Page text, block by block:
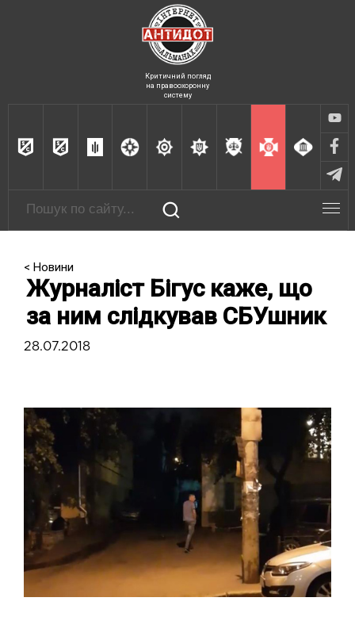
Критичний погляд
на правоохоронну
систему
< Новини
Журналіст Бігус каже, що
за ним слідкував СБУшник
28.07.2018